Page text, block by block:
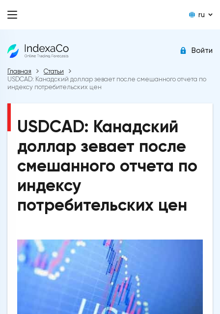
ru
Войти
Главная
Статьи
USDCAD: Канадский доллар зевает после смешанного отчета по
индексу потребительских цен
USDCAD: Канадский
доллар зевает после
смешанного отчета по
индексу
потребительских цен